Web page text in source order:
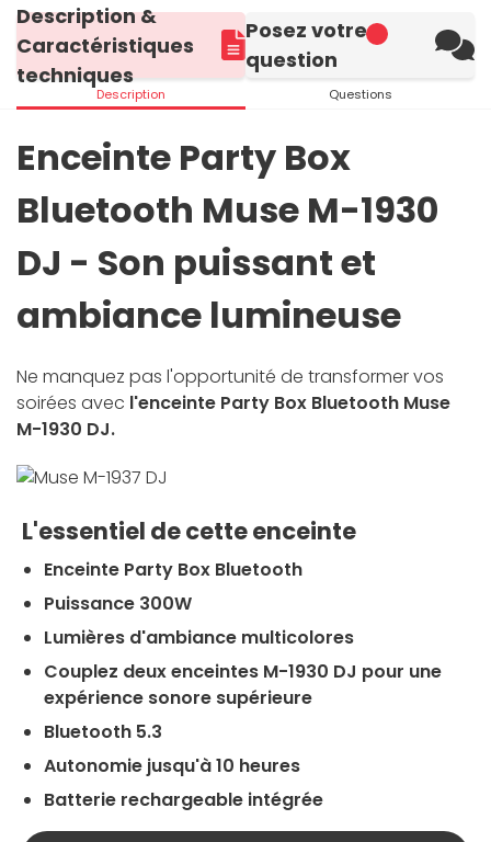
Description &
Caractéristiques
techniques
Description
Posez votre
question
Questions
Enceinte Party Box
Bluetooth Muse M-1930
DJ - Son puissant et
ambiance lumineuse
Ne manquez pas l'opportunité de transformer vos
soirées avec l'enceinte Party Box Bluetooth Muse
M-1930 DJ.
L'essentiel de cette enceinte
Enceinte Party Box Bluetooth
Puissance 300W
Lumières d'ambiance multicolores
Couplez deux enceintes M-1930 DJ pour une
expérience sonore supérieure
Bluetooth 5.3
Autonomie jusqu'à 10 heures
Batterie rechargeable intégrée